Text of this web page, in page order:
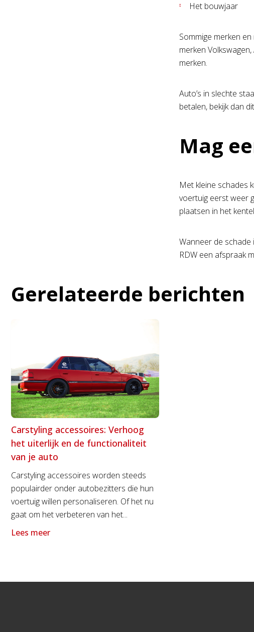
Het bouwjaar
Sommige merken
merken
merken.
Auto’s in slechte
betalen, bekijk dan
Mag
Met kleine schades
voertuig eerst weer
plaatsen in het
Wanneer de schade
RDW een afspraak
Gerelateerde berichten
Carstyling accessoires: Verhoog
het uiterlijk en de functionaliteit
van je auto
Carstyling accessoires worden steeds
populairder onder autobezitters die hun
voertuig willen personaliseren. Of het nu
gaat om het verbeteren van het...
Lees meer